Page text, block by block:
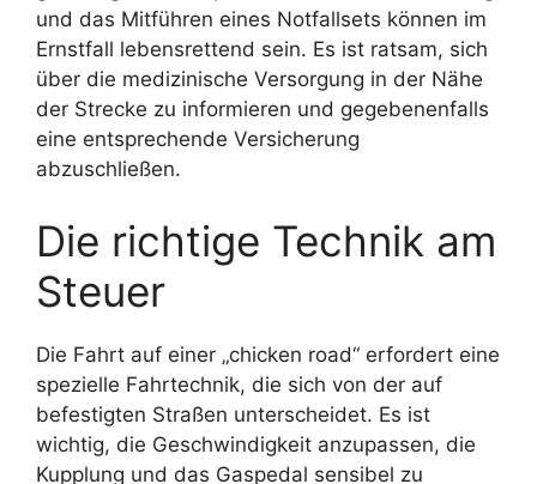
und das Mitführen eines Notfallsets können im
Ernstfall lebensrettend sein. Es ist ratsam, sich
über die medizinische Versorgung in der Nähe
der Strecke zu informieren und gegebenenfalls
eine entsprechende Versicherung
abzuschließen.
Die richtige Technik am
Steuer
Die Fahrt auf einer „chicken road“ erfordert eine
spezielle Fahrtechnik, die sich von der auf
befestigten Straßen unterscheidet. Es ist
wichtig, die Geschwindigkeit anzupassen, die
Kupplung und das Gaspedal sensibel zu